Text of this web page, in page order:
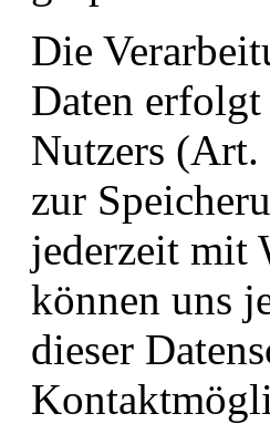
Die
Daten
Nutzers
zur
jederzeit mit
können uns
dieser